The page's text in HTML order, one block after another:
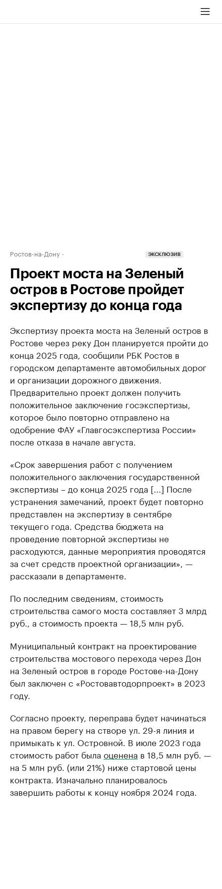
Ростов-на-Дону ЭКСКЛЮЗИВ
Проект моста на Зеленый
остров в Ростове пройдет
экспертизу до конца года
Экспертизу проекта моста на Зеленый остров в
Ростове через реку Дон планируется пройти до
конца 2025 года, сообщили РБК Ростов в
городском департаменте автомобильных дорог
и организации дорожного движения.
Предварительно проект должен получить
положительное заключение госэкспертизы,
которое было повторно отправлено на
одобрение ФАУ «Главгосэкспертиза России»
после отказа в начале августа.
«Срок завершения работ с получением
положительного заключения государственной
экспертизы – до конца 2025 года [...] После
устранения замечаний, проект будет повторно
представлен на экспертизу в сентябре
текущего года. Средства бюджета на
проведение повторной экспертизы не
расходуются, данные мероприятия проводятся
за счет средств проектной организации», —
рассказали в департаменте.
По последним сведениям, стоимость
строительства самого моста составляет 3 млрд
руб., а стоимость проекта — 18,5 млн руб.
Муниципальный контракт на проектирование
строительства мостового перехода через Дон
на Зеленый остров в городе Ростове-на-Дону
был заключен с «Ростовавтодорпроект» в 2023
году.
Согласно проекту, переправа будет начинаться
на правом берегу на створе ул. 29-я линия и
примыкать к ул. Островной. В июле 2023 года
стоимость работ была оценена в 18,5 млн руб. —
на 5 млн руб. (или 21%) ниже стартовой цены
контракта. Изначально планировалось
завершить работы к концу ноября 2024 года.